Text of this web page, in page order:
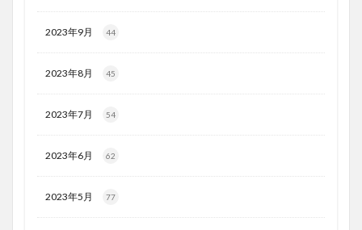
2023年9月 44
2023年8月 45
2023年7月 54
2023年6月 62
2023年5月 77